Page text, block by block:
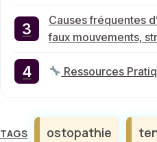
Causes fréquentes
faux mouvements,
Ressources
Étiquettes
ostopathie